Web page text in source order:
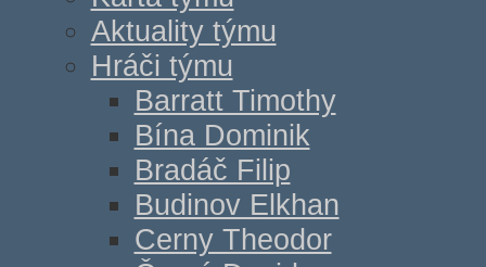
Aktuality týmu
Hráči týmu
Barratt Timothy
Bína Dominik
Bradáč Filip
Budinov Elkhan
Cerny Theodor